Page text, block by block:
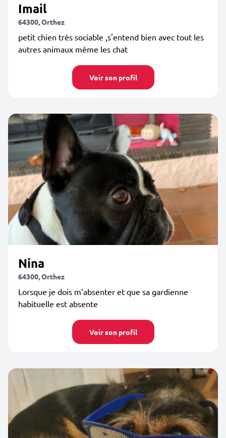
Imail
64300, Orthez
petit chien très sociable ,s'entend bien avec tout les
autres animaux même les chat
Voir son profil
Nina
64300, Orthez
Lorsque je dois m’absenter et que sa gardienne
habituelle est absente
Voir son profil